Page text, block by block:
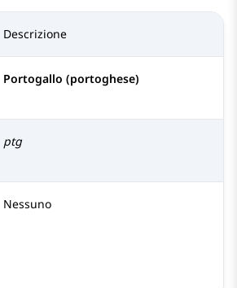
Descrizione
Portogallo (portoghese)
ptg
Nessuno